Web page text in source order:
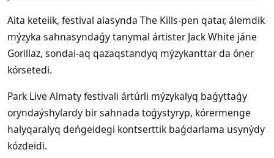
Aita keteiik, festival aiasynda The Kills-pen qatar, álemdik
mýzyka sahnasyndaǵy tanymal ártister Jack White jáne
Gorillaz, sondai-aq qazaqstandyq mýzykanttar da óner
kórsetedi.
Park Live Almaty festivali ártúrli mýzykalyq baǵyttaǵy
oryndaýshylardy bir sahnada toǵystyryp, kórermenge
halyqaralyq deńgeidegi kontserttik baǵdarlama usynýdy
kózdeidi.